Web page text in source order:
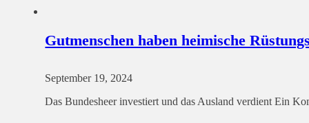
Gutmenschen haben heimische
September 19, 2024
Das Bundesheer investiert und das Ausland verdient Ein